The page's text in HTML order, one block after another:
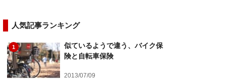
人気記事ランキング
1
似ているようで違う、バイク保
険と自転車保険
2013/07/09